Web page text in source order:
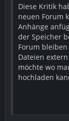
Diese Kritik
neuen Forum
Anhänge
der Speicher
Forum
Dateien
möchte wo
hochladen